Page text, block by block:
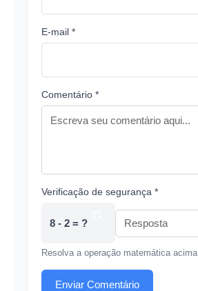
E-mail *
Comentário *
Verificação de segurança *
8 - 2 = ?
Resolva a operação matemática acima
Enviar Comentário